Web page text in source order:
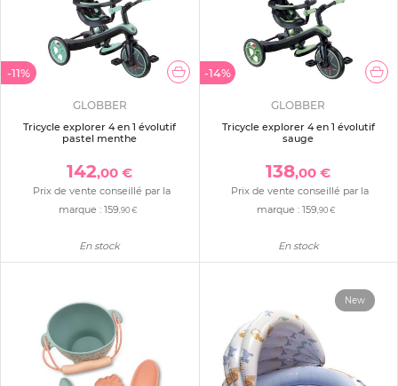
-11%
GLOBBER
Tricycle explorer 4 en 1 évolutif
pastel menthe
142,00 €
Prix de vente conseillé par la
marque : 159 ,90 €
En stock
-14%
GLOBBER
Tricycle explorer 4 en 1 évolutif
sauge
138,00 €
Prix de vente conseillé par la
marque :159,90 €
En stock
New